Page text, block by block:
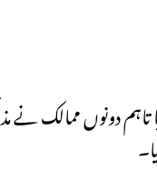
تاہم دونوں